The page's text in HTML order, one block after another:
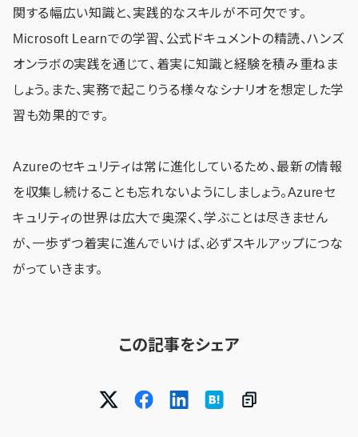
関する幅広い知識と、実践的なスキルが不可欠です。
Microsoft Learnでの学習、公式ドキュメントの精読、ハンズ
オンラボの実践を通じて、着実に知識と経験を積み重ねま
しょう。また、実務で起こりうる様々なシナリオを想定した学
習も効果的です。
Azureのセキュリティは常に進化しているため、最新の情報
を収集し続けることも忘れないようにしましょう。Azureセ
キュリティの世界は広大で奥深く、学ぶことは尽きません
が、一歩ずつ着実に進んでいけば、必ずスキルアップにつな
がっていきます。
この記事をシェア